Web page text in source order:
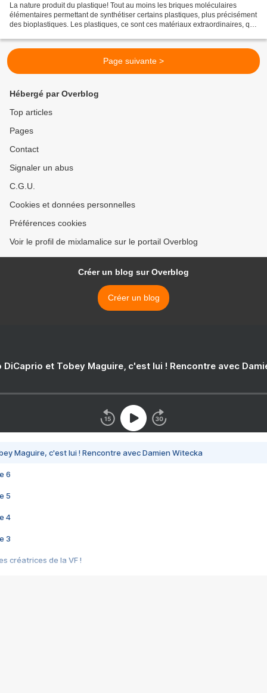
La nature produit du plastique! Tout au moins les briques moléculaires
élémentaires permettant de synthétiser certains plastiques, plus précisément
des bioplastiques. Les plastiques, ce sont ces matériaux extraordinaires, qui
Page suivante >
Hébergé par Overblog
Top articles
Pages
Contact
Signaler un abus
C.G.U.
Cookies et données personnelles
Préférences cookies
Voir le profil de mixlamalice sur le portail Overblog
Créer un blog sur Overblog
Créer un blog
DiCaprio et Tobey Maguire, c'est lui ! Rencontre avec
Maguire, c'est lui ! Rencontre avec Damien Witecka
6
5
4
3
créatrices de la VF !